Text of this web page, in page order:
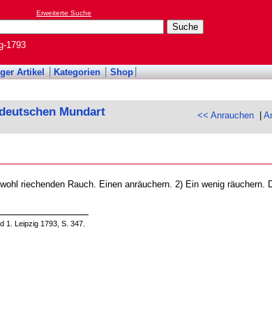
Erweiterte Suche
1793
Artikel Kategorien Shop
<< Anrauchen |
Mundart
riechenden Rauch. Einen anräuchern. 2) Ein wenig räuchern.
1. Leipzig 1793, S. 347.